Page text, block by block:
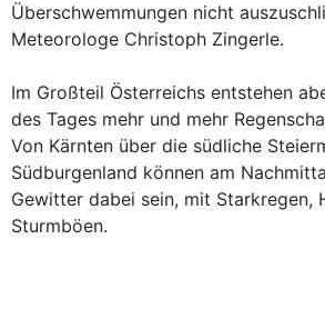
Überschwemmungen nicht
Meteorologe Christoph Zingerle.
Im Großteil Österreichs entstehen
des Tages mehr und mehr
Von Kärnten über die südliche
Südburgenland können am
Gewitter dabei sein, mit Starkregen,
Sturmböen.